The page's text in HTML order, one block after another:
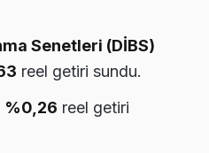
Senetleri (DİBS)
reel getiri sundu.
%0,26 reel getiri